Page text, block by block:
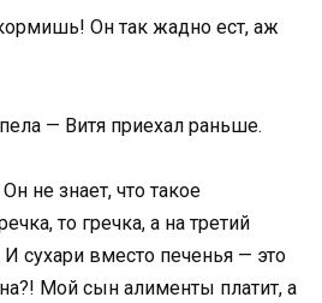
Он так жадно ест, аж
— Витя приехал раньше.
не знает, что такое
то гречка, а на третий
сухари вместо печенья — это
Мой сын алименты платит, а